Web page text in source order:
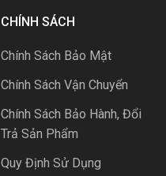
CHÍNH SÁCH
Chính Sách Bảo Mật
Chính Sách Vận Chuyển
Chính Sách Bảo Hành, Đổi
Trả Sản Phẩm
Quy Định Sử Dụng